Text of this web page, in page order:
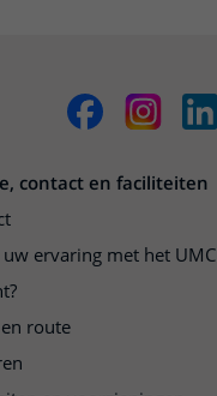
contact en faciliteiten
uw ervaring met het UMC
route